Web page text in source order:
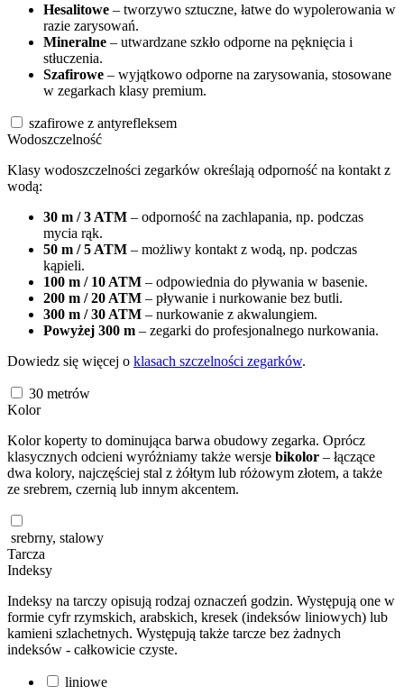
Hesalitowe – tworzywo sztuczne, łatwe do wypolerowania w
razie zarysowań.
Mineralne – utwardzane szkło odporne na pęknięcia i
stłuczenia.
Szafirowe – wyjątkowo odporne na zarysowania, stosowane
w zegarkach klasy premium.
szafirowe z antyrefleksem
Wodoszczelność
Klasy wodoszczelności zegarków określają odporność na kontakt z
wodą:
30 m / 3 ATM – odporność na zachlapania, np. podczas
mycia rąk.
50 m / 5 ATM – możliwy kontakt z wodą, np. podczas
kąpieli.
100 m / 10 ATM – odpowiednia do pływania w basenie.
200 m / 20 ATM – pływanie i nurkowanie bez butli.
300 m / 30 ATM – nurkowanie z akwalungiem.
Powyżej 300 m – zegarki do profesjonalnego nurkowania.
Dowiedz się więcej o klasach szczelności zegarków.
30 metrów
Kolor
Kolor koperty to dominująca barwa obudowy zegarka. Oprócz
klasycznych odcieni wyróżniamy także wersje bikolor – łączące
dwa kolory, najczęściej stal z żółtym lub różowym złotem, a także
ze srebrem, czernią lub innym akcentem.
srebrny, stalowy
Tarcza
Indeksy
Indeksy na tarczy opisują rodzaj oznaczeń godzin. Występują one w
formie cyfr rzymskich, arabskich, kresek (indeksów liniowych) lub
kamieni szlachetnych. Występują także tarcze bez żadnych
indeksów - całkowicie czyste.
liniowe